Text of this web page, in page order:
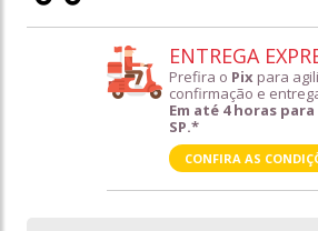
ENTREGA
Prefira o Pix para
confirmação e
Em até 4 horas
SP.*
CONFIRA AS